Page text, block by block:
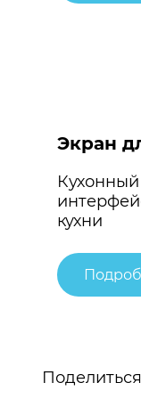
Экран
кухни